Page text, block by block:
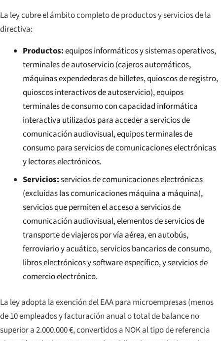
La ley cubre el ámbito completo de productos y servicios de la
directiva:
Productos:equipos informáticos y sistemas operativos,
terminales de autoservicio (cajeros automáticos,
máquinas expendedoras de billetes, quioscos de registro,
quioscos interactivos de autoservicio), equipos
terminales de consumo con capacidad informática
interactiva utilizados para acceder a servicios de
comunicación audiovisual, equipos terminales de
consumo para servicios de comunicaciones electrónicas
y lectores electrónicos.
Servicios:servicios de comunicaciones electrónicas
(excluidas las comunicaciones máquina a máquina),
servicios que permiten el acceso a servicios de
comunicación audiovisual, elementos de servicios de
transporte de viajeros por vía aérea, en autobús,
ferroviario y acuático, servicios bancarios de consumo,
libros electrónicos y software específico, y servicios de
comercio electrónico.
La ley adopta la exención del EAA para microempresas (menos
de 10 empleados y facturación anual o total de balance no
superior a 2.000.000 €, convertidos a NOK al tipo de referencia